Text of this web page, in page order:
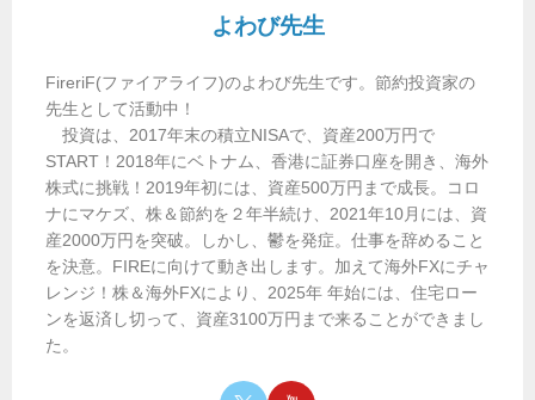
よわび先生
FireriF(ファイアライフ)のよわび先生です。節約投資家の
先生として活動中！
投資は、2017年末の積立NISAで、資産200万円で
START！2018年にベトナム、香港に証券口座を開き、海外
株式に挑戦！2019年初には、資産500万円まで成長。コロ
ナにマケズ、株＆節約を２年半続け、2021年10月には、資
産2000万円を突破。しかし、鬱を発症。仕事を辞めること
を決意。FIREに向けて動き出します。加えて海外FXにチャ
レンジ！株＆海外FXにより、2025年 年始には、住宅ロー
ンを返済し切って、資産3100万円まで来ることができまし
た。